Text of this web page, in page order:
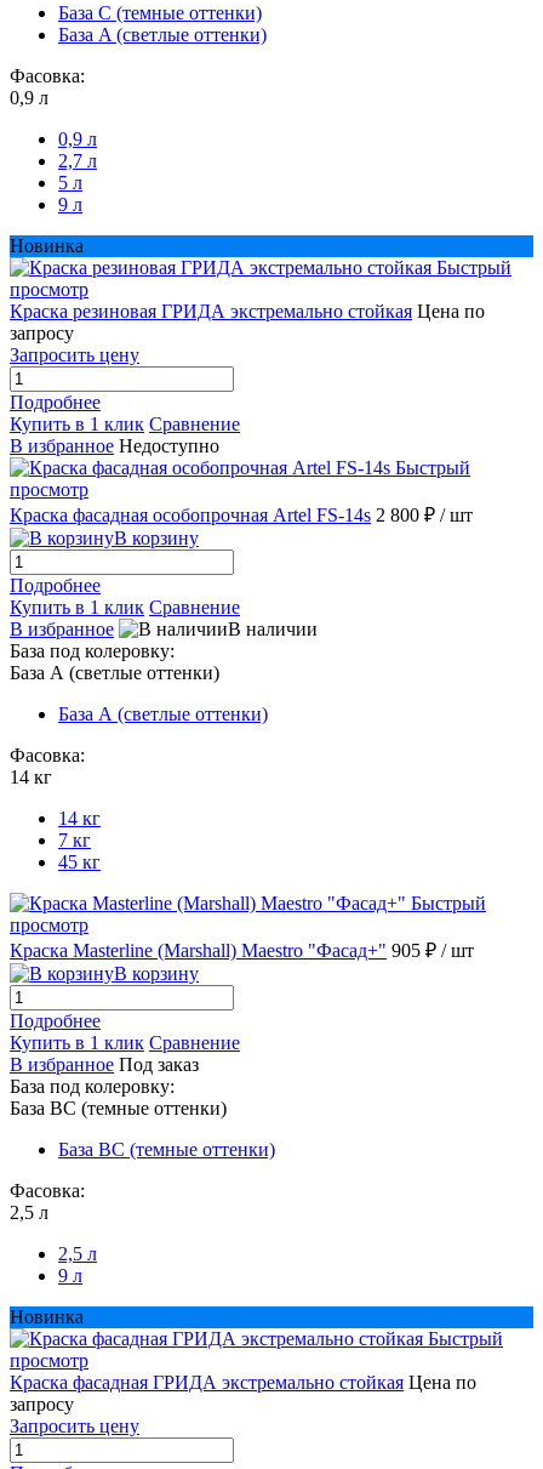
База С (темные оттенки)
База A (светлые оттенки)
Фасовка:
0,9 л
0,9 л
2,7 л
5 л
9 л
Новинка
Быстрый
просмотр
Краска резиновая ГРИДА экстремально стойкая Цена по
запросу
Запросить цену
Подробнее
Купить в 1 клик Сравнение
В избранное Недоступно
Быстрый
просмотр
Краска фасадная особопрочная Artel FS-14s 2 800 ₽ / шт
В корзину
Подробнее
Купить в 1 клик Сравнение
В избранное
В наличии
База под колеровку:
База А (светлые оттенки)
База А (светлые оттенки)
Фасовка:
14 кг
14 кг
7 кг
45 кг
Быстрый
просмотр
Краска Masterline (Marshall) Maestro "Фасад+" 905 ₽ / шт
В корзину
Подробнее
Купить в 1 клик Сравнение
В избранное Под заказ
База под колеровку:
База BС (темные оттенки)
База BС (темные оттенки)
Фасовка:
2,5 л
2,5 л
9 л
Новинка
Быстрый
просмотр
Краска фасадная ГРИДА экстремально стойкая Цена по
запросу
Запросить цену